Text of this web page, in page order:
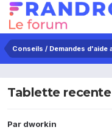
Conseils / Demandes d'aide
Tablette
Par dworkin